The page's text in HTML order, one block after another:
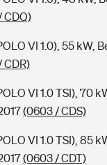
CDQ)
VI 1.0), 55 kW,
CDR)
VI 1.0 TSI), 70
(0603 / CDS)
VI 1.0 TSI), 85
(0603 / CDT)